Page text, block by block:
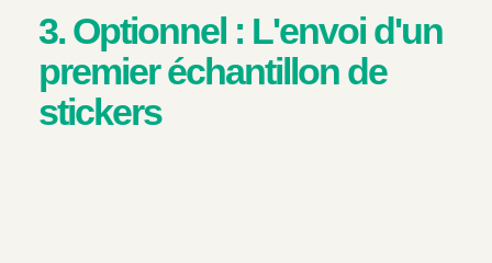
3. Optionnel : L'envoi d'un
premier échantillon de
stickers